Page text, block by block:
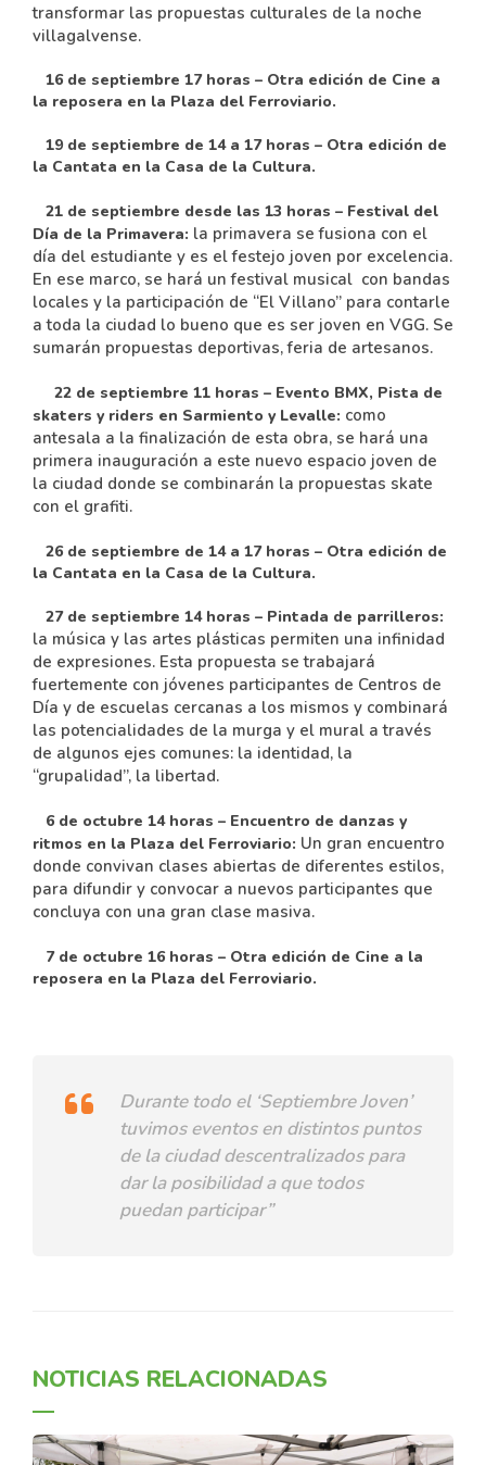
transformar las propuestas culturales de la noche
villagalvense.
16 de septiembre 17 horas – Otra edición de Cine a
la reposera en la Plaza del Ferroviario.
19 de septiembre de 14 a 17 horas – Otra edición de
la Cantata en la Casa de la Cultura.
21 de septiembre desde las 13 horas – Festival del
Día de la Primavera: la primavera se fusiona con el
día del estudiante y es el festejo joven por excelencia.
En ese marco, se hará un festival musical con bandas
locales y la participación de “El Villano” para contarle
a toda la ciudad lo bueno que es ser joven en VGG. Se
sumarán propuestas deportivas, feria de artesanos.
22 de septiembre 11 horas – Evento BMX, Pista de
skaters y riders en Sarmiento y Levalle: como
antesala a la finalización de esta obra, se hará una
primera inauguración a este nuevo espacio joven de
la ciudad donde se combinarán la propuestas skate
con el grafiti.
26 de septiembre de 14 a 17 horas – Otra edición de
la Cantata en la Casa de la Cultura.
27 de septiembre 14 horas – Pintada de parrilleros:
la música y las artes plásticas permiten una infinidad
de expresiones. Esta propuesta se trabajará
fuertemente con jóvenes participantes de Centros de
Día y de escuelas cercanas a los mismos y combinará
las potencialidades de la murga y el mural a través
de algunos ejes comunes: la identidad, la
“grupalidad”, la libertad.
6 de octubre 14 horas – Encuentro de danzas y
ritmos en la Plaza del Ferroviario: Un gran encuentro
donde convivan clases abiertas de diferentes estilos,
para difundir y convocar a nuevos participantes que
concluya con una gran clase masiva.
7 de octubre 16 horas – Otra edición de Cine a la
reposera en la Plaza del Ferroviario.
Durante todo el ‘Septiembre Joven’
tuvimos eventos en distintos puntos
de la ciudad descentralizados para
dar la posibilidad a que todos
puedan participar”
NOTICIAS RELACIONADAS